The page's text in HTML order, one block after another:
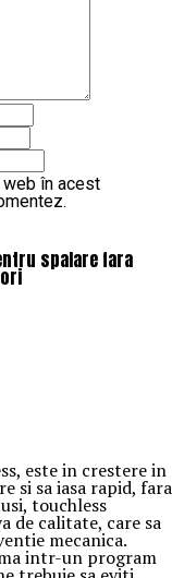
în acest
spalare fara
este in crestere in
si sa iasa rapid, fara
touchless
de calitate, care sa
mecanica.
intr-un program